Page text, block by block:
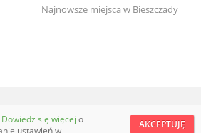
Najnowsze miejsca w Bieszczady
- turystyczna Polska
AKCEPTUJĘ
Dowiedz się więcej o
ustawień w